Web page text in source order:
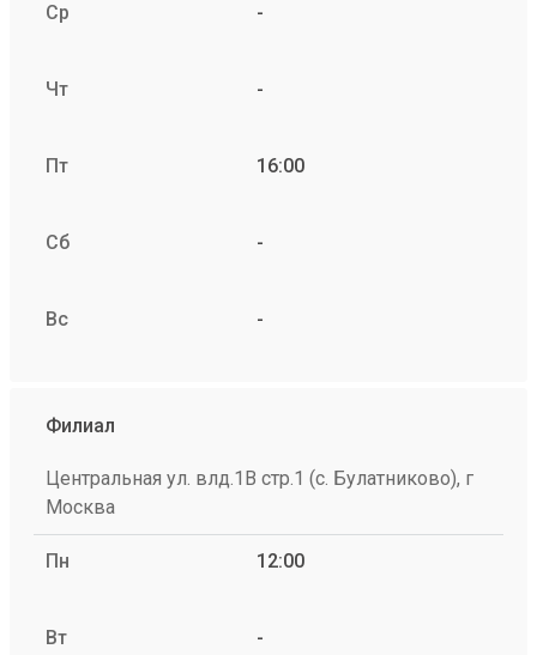
Ср -
Чт -
Пт 16:00
Сб -
Вс -
Филиал
Центральная ул. влд.1В стр.1 (с. Булатниково), г
Москва
Пн 12:00
Вт -